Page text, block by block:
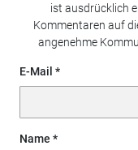
ist ausdrücklich
Kommentaren auf
angenehme
E-Mail
Name